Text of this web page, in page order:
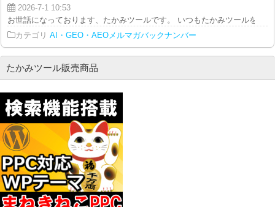
2026-7-1 10:53
お世話になっております、たかみツールです。 いつもたかみツールをご
カテゴリ AI・GEO・AEOメルマガバックナンバー
たかみツール販売商品